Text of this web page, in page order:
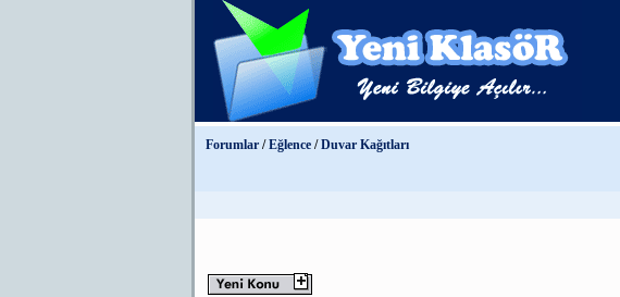
Forumlar /Eğlence /Duvar Kağıtları